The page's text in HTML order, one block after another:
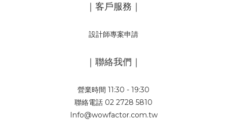
｜客戶服務｜
設計師專案申請
｜聯絡我們｜
營業時間 11:30 - 19:30
聯絡電話 02 2728 5810
Info@wowfactor.com.tw